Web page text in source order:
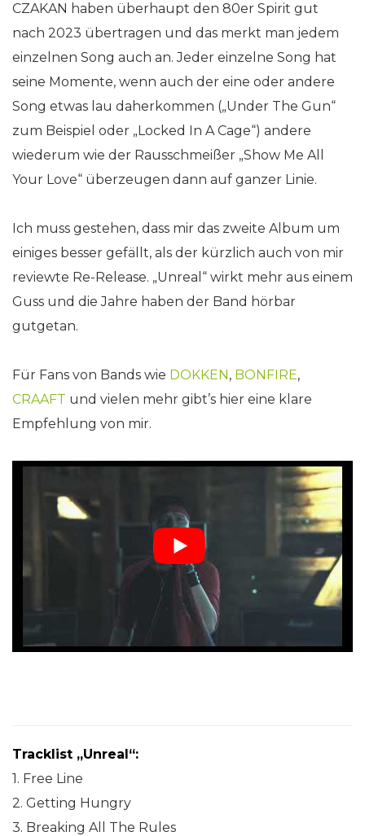
CZAKAN haben überhaupt den 80er Spirit gut
nach 2023 übertragen und das merkt man jedem
einzelnen Song auch an. Jeder einzelne Song hat
seine Momente, wenn auch der eine oder andere
Song etwas lau daherkommen („Under The Gun“
zum Beispiel oder „Locked In A Cage“) andere
wiederum wie der Rausschmeißer „Show Me All
Your Love“ überzeugen dann auf ganzer Linie.
Ich muss gestehen, dass mir das zweite Album um
einiges besser gefällt, als der kürzlich auch von mir
reviewte Re-Release. „Unreal“ wirkt mehr aus einem
Guss und die Jahre haben der Band hörbar
gutgetan.
Für Fans von Bands wie DOKKEN, BONFIRE,
CRAAFT und vielen mehr gibt’s hier eine klare
Empfehlung von mir.
Tracklist „Unreal“:
1. Free Line
2. Getting Hungry
3. Breaking All The Rules